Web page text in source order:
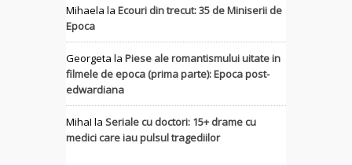
Mihaela la Ecouri din trecut: 35 de Miniserii de
Epoca
Georgeta la Piese ale romantismului uitate in
filmele de epoca (prima parte): Epoca post-
edwardiana
MihaI la Seriale cu doctori: 15+ drame cu
medici care iau pulsul tragediilor